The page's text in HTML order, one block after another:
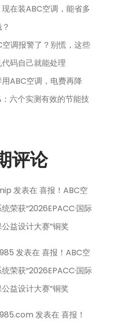
现在装ABC空调，能省多
空调报警了？别慌，这些
码自己就能处理
ABC空调，电费再降
六个实测有效的节能技
评论
发表在喜报！ABC空
荣获“2026EPACC·国际
益设计大赛”铜奖
发表在喜报！ABC空
荣获“2026EPACC·国际
益设计大赛”铜奖
发表在喜报！